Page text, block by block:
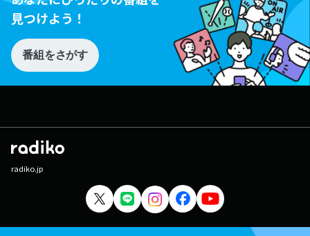
見つけよう！
番組をさがす
radiko.jp